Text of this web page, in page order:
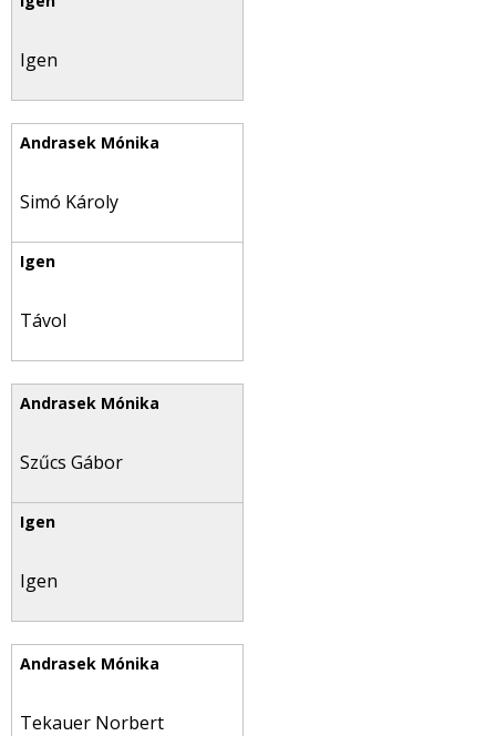
Igen
Simó Károly
Távol
Szűcs Gábor
Igen
Tekauer Norbert